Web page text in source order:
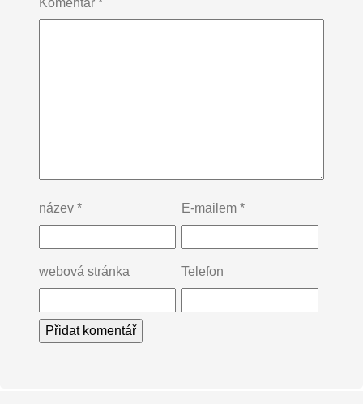
název * E-mailem *
webová stránka Telefon